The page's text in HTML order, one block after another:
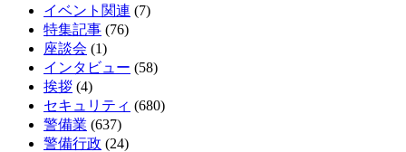
イベント関連 (7)
特集記事 (76)
座談会 (1)
インタビュー (58)
挨拶 (4)
セキュリティ (680)
警備業 (637)
警備行政 (24)